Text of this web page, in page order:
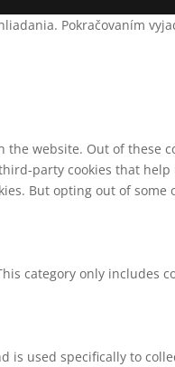
Pokračovaním
website. Out of these
party cookies that
But opting out of
category only
used specifically to